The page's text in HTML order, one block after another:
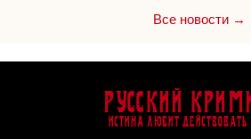
Все новости →
Русский
Истина любит действовать